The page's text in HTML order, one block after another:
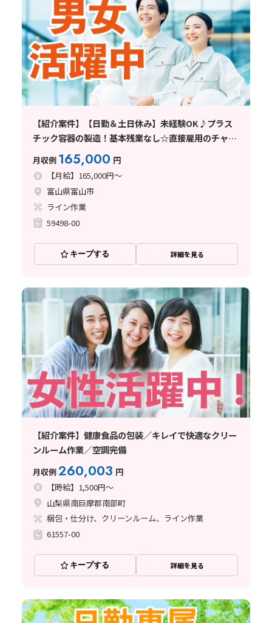
【紹介案件】【日勤＆土日休み】未経験OK♪プラス
チック容器の製造！基本残業なし☆直接雇用のチャン
月収例 165,000 円
【月給】165,000円～
富山県富山市
ライン作業
59498-00
キープする 詳細を見る
【紹介案件】健康食品の包装／キレイで快適なクリー
ンルーム作業／空調完備
月収例260,003 円
【時給】1,500円～
山梨県南巨摩郡南部町
梱包・仕分け、クリーンルーム、ライン作業
61557-00
キープする 詳細を見る